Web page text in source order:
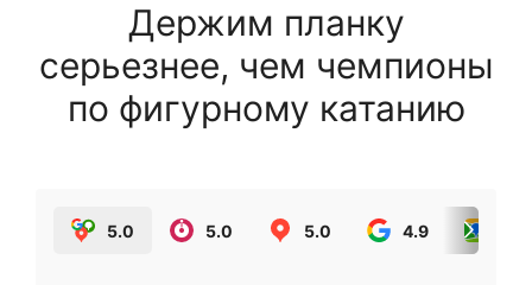
Держим планку
серьезнее, чем чемпионы
по фигурному катанию
5.0 5.0 5.0 4.9